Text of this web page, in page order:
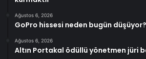
Ağustos 6, 2026
GoPro hissesi neden bugün düşüyor?
Ağustos 6, 2026
Altın Portakal ödüllü yönetmen jüri